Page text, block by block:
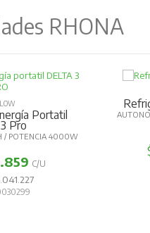
RHONA
Portatil
Pro
/ POTENCIA 4000W
C/U